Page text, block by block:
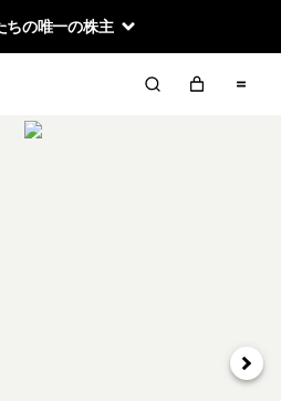
ちの唯一の株主
次へ